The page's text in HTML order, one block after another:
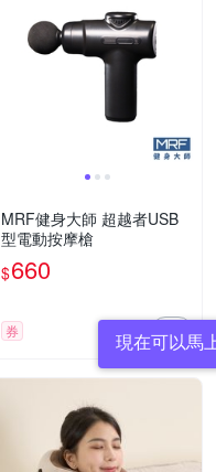
MRF健身大師 超越者USB
型電動按摩槍
$660
券 現在可以馬